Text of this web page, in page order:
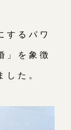
するパワ
」を象徴
た。